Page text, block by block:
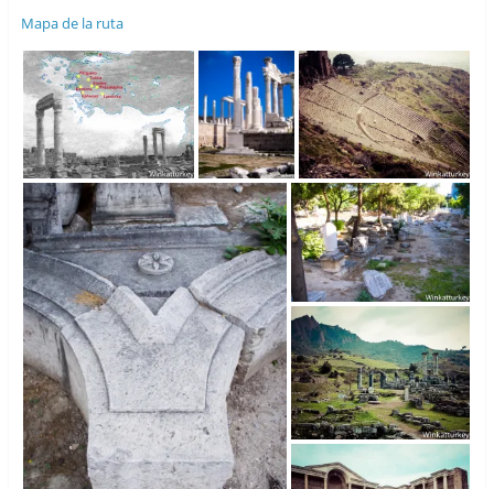
Mapa de la ruta